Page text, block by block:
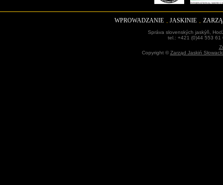
WPROWADZANIE JASKINIE
Správa slovenských jaskýň,
tel.: +421 (0)44 553
Copyright ©Zarząd Jaskiń